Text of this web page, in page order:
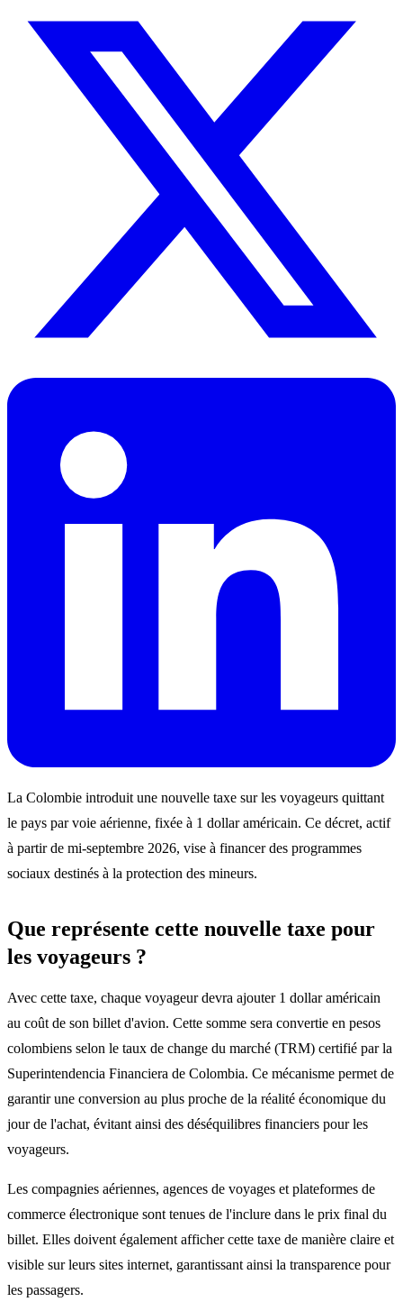
La Colombie introduit une nouvelle taxe sur les voyageurs quittant
le pays par voie aérienne, fixée à 1 dollar américain. Ce décret, actif
à partir de mi-septembre 2026, vise à financer des programmes
sociaux destinés à la protection des mineurs.
Que représente cette nouvelle taxe pour
les voyageurs ?
Avec cette taxe, chaque voyageur devra ajouter 1 dollar américain
au coût de son billet d'avion. Cette somme sera convertie en pesos
colombiens selon le taux de change du marché (TRM) certifié par la
Superintendencia Financiera de Colombia. Ce mécanisme permet de
garantir une conversion au plus proche de la réalité économique du
jour de l'achat, évitant ainsi des déséquilibres financiers pour les
voyageurs.
Les compagnies aériennes, agences de voyages et plateformes de
commerce électronique sont tenues de l'inclure dans le prix final du
billet. Elles doivent également afficher cette taxe de manière claire et
visible sur leurs sites internet, garantissant ainsi la transparence pour
les passagers.